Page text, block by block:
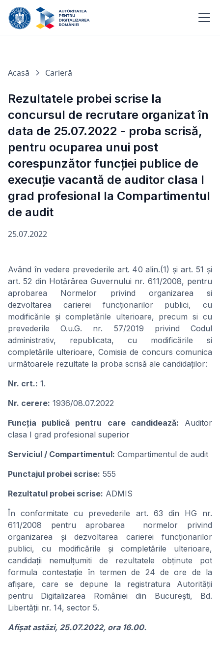
Acasă Carieră
Rezultatele probei scrise la
concursul de recrutare organizat în
data de 25.07.2022 - proba scrisă,
pentru ocuparea unui post
corespunzător funcției publice de
execuție vacantă de auditor clasa I
grad profesional la Compartimentul
de audit
25.07.2022
Având în vedere prevederile art. 40 alin.(1) și art. 51 și
art. 52 din Hotărârea Guvernului nr. 611/2008, pentru
aprobarea Normelor privind organizarea si
dezvoltarea carierei funcționarilor publici, cu
modificările și completările ulterioare, precum si cu
prevederile O.u.G. nr. 57/2019 privind Codul
administrativ, republicata, cu modificările si
completările ulterioare, Comisia de concurs comunica
următoarele rezultate la proba scrisă ale candidaților:
Nr. crt.: 1.
Nr. cerere: 1936/08.07.2022
Funcţia publicǎ pentru care candideazǎ: Auditor
clasa I grad profesional superior
Serviciul / Compartimentul: Compartimentul de audit
Punctajul probei scrise: 555
Rezultatul probei scrise: ADMIS
În conformitate cu prevederile art. 63 din HG nr.
611/2008 pentru aprobarea normelor privind
organizarea și dezvoltarea carierei funcționarilor
publici, cu modificările şi completările ulterioare,
candidații nemulțumiti de rezultatele obținute pot
formula contestație în termen de 24 de ore de la
afișare, care se depune la registratura Autorității
pentru Digitalizarea României din București, Bd.
Libertății nr. 14, sector 5.
Afișat astăzi, 25.07.2022, ora 16.00.